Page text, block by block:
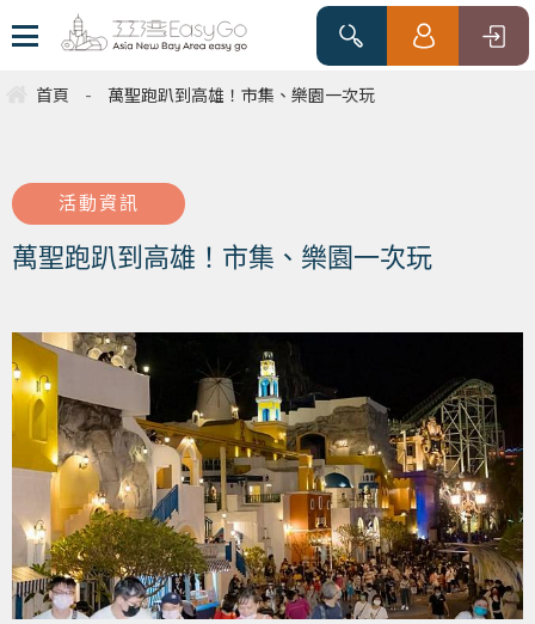
首頁 - 萬聖跑趴到高雄！市集、樂園一次玩
活動資訊
萬聖跑趴到高雄！市集、樂園一次玩